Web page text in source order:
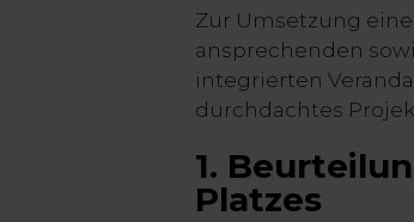
Zur Umsetzung
ansprechenden
integrierten
durchdachtes
1.
Platzes